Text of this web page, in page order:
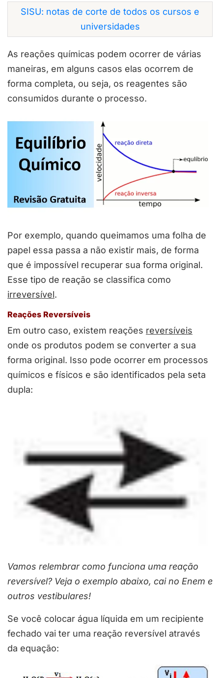
SISU: notas de corte de todos os cursos e
universidades
As reações químicas podem ocorrer de várias
maneiras, em alguns casos elas ocorrem de
forma completa, ou seja, os reagentes são
consumidos durante o processo.
Por exemplo, quando queimamos uma folha de
papel essa passa a não existir mais, de forma
que é impossível recuperar sua forma original.
Esse tipo de reação se classifica como
irreversível.
Reações Reversíveis
Em outro caso, existem reações reversíveis
onde os produtos podem se converter a sua
forma original. Isso pode ocorrer em processos
químicos e físicos e são identificados pela seta
dupla:
Vamos relembrar como funciona uma reação
reversível? Veja o exemplo abaixo, cai no Enem e
outros vestibulares!
Se você colocar água líquida em um recipiente
fechado vai ter uma reação reversível através
da equação: